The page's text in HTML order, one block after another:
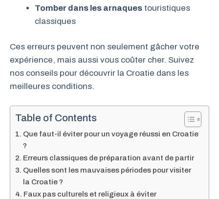
Tomber dans les arnaques touristiques
classiques
Ces erreurs peuvent non seulement gâcher votre
expérience, mais aussi vous coûter cher. Suivez
nos conseils pour découvrir la Croatie dans les
meilleures conditions.
Table of Contents
Que faut-il éviter pour un voyage réussi en Croatie
?
Erreurs classiques de préparation avant de partir
Quelles sont les mauvaises périodes pour visiter
la Croatie ?
Faux pas culturels et religieux à éviter